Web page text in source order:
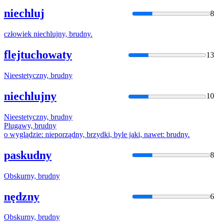
niechluj 8
człowiek niechlujny, brudny.
flejtuchowaty 13
Nieestetyczny, brudny
niechlujny 10
Nieestetyczny, brudny
Plugawy, brudny
o wyglądzie: nieporządny, brzydki, byle jaki, nawet: brudny.
paskudny 8
Obskurny, brudny
nędzny 6
Obskurny, brudny